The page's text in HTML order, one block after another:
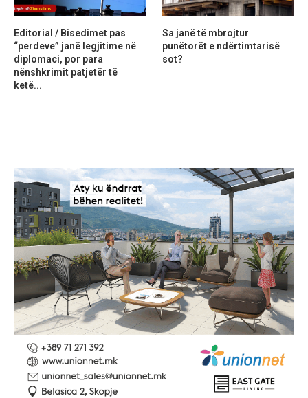
Editorial / Bisedimet pas
“perdeve” janë legjitime në
diplomaci, por para
nënshkrimit patjetër të
ketë...
Sa janë të mbrojtur
punëtorët e ndërtimtarisë
sot?